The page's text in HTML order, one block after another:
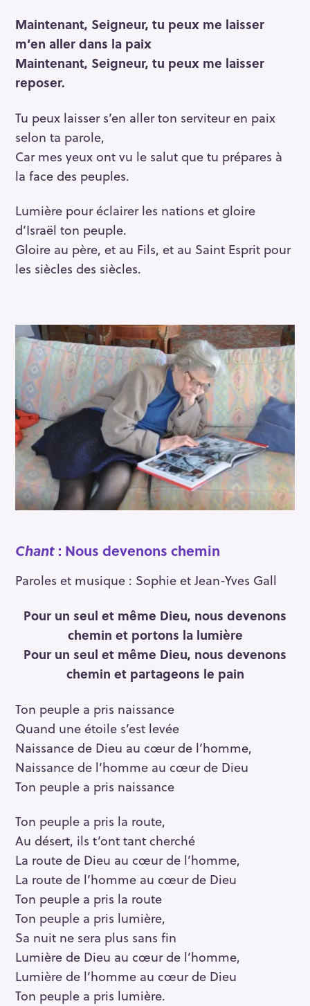
Maintenant, Seigneur, tu peux me laisser
m’en aller dans la paix
Maintenant, Seigneur, tu peux me laisser
reposer.
Tu peux laisser s’en aller ton serviteur en paix
selon ta parole,
Car mes yeux ont vu le salut que tu prépares à
la face des peuples.
Lumière pour éclairer les nations et gloire
d’Israël ton peuple.
Gloire au père, et au Fils, et au Saint Esprit pour
les siècles des siècles.
Chant : Nous devenons chemin
Paroles et musique : Sophie et Jean-Yves Gall
Pour un seul et même Dieu, nous devenons
chemin et portons la lumière
Pour un seul et même Dieu, nous devenons
chemin et partageons le pain
Ton peuple a pris naissance
Quand une étoile s’est levée
Naissance de Dieu au cœur de l’homme,
Naissance de l’homme au cœur de Dieu
Ton peuple a pris naissance
Ton peuple a pris la route,
Au désert, ils t’ont tant cherché
La route de Dieu au cœur de l’homme,
La route de l’homme au cœur de Dieu
Ton peuple a pris la route
Ton peuple a pris lumière,
Sa nuit ne sera plus sans fin
Lumière de Dieu au cœur de l’homme,
Lumière de l’homme au cœur de Dieu
Ton peuple a pris lumière.